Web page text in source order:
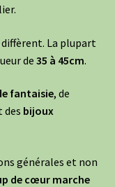
La plupart
de 35 à 45cm.
fantaisie, de
des bijoux
générales et non
de cœur marche